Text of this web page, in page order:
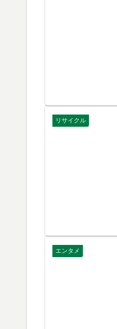
リサイクル
エンタメ